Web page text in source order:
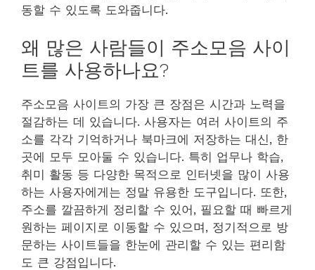
동할 수 있도록 도와줍니다.
왜 많은 사람들이 주소모음 사이
트를 사용하나요?
주소모음 사이트의 가장 큰 장점은 시간과 노력을
절감하는 데 있습니다. 사용자는 여러 사이트의 주
소를 각각 기억하거나 북마크에 저장하는 대신, 한
곳에 모두 모아둘 수 있습니다. 특히 업무나 학습,
취미 활동 등 다양한 목적으로 인터넷을 많이 사용
하는 사용자에게는 정말 유용한 도구입니다. 또한,
주소를 깔끔하게 정리할 수 있어, 필요할 때 빠르게
원하는 페이지로 이동할 수 있으며, 정기적으로 방
문하는 사이트들을 한눈에 관리할 수 있는 편리함
도 큰 강점입니다.